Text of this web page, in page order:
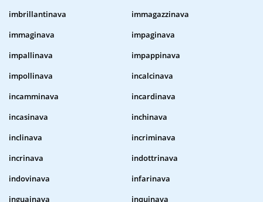
imbrillantinava
immagazzinava
immaginava
impaginava
impallinava
impappinava
impollinava
incalcinava
incamminava
incardinava
incasinava
inchinava
inclinava
incriminava
incrinava
indottrinava
indovinava
infarinava
inguainava
inquinava